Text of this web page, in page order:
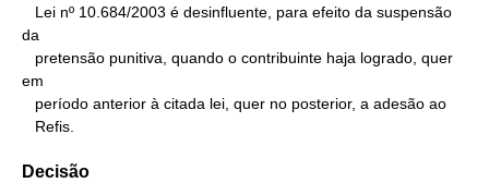
da
em
   Refis.
Decisão